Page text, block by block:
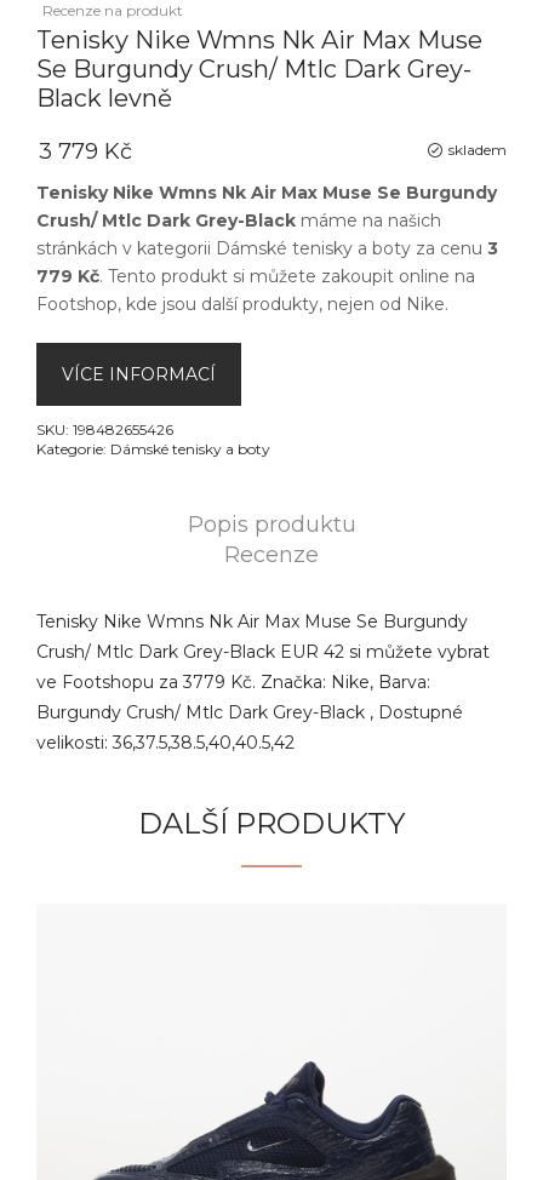
Recenze na produkt
Tenisky Nike Wmns Nk Air Max Muse
Se Burgundy Crush/ Mtlc Dark Grey-
Black levně
skladem
3 779 Kč
Tenisky Nike Wmns Nk Air Max Muse Se Burgundy
Crush/ Mtlc Dark Grey-Black máme na našich
stránkách v kategorii Dámské tenisky a boty za cenu 3
779 Kč. Tento produkt si můžete zakoupit online na
Footshop, kde jsou další produkty, nejen od Nike.
VÍCE INFORMACÍ
SKU: 198482655426
Kategorie: Dámské tenisky a boty
Popis produktu
Recenze
Tenisky Nike Wmns Nk Air Max Muse Se Burgundy
Crush/ Mtlc Dark Grey-Black EUR 42 si můžete vybrat
ve Footshopu za 3779 Kč. Značka: Nike, Barva:
Burgundy Crush/ Mtlc Dark Grey-Black , Dostupné
velikosti: 36,37.5,38.5,40,40.5,42
DALŠÍ PRODUKTY